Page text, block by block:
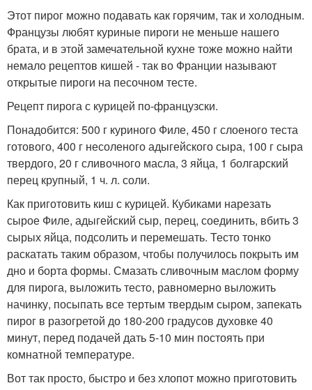
Этот пирог можно подавать как горячим, так и холодным.
Французы любят куриные пироги не меньше нашего
брата, и в этой замечательной кухне тоже можно найти
немало рецептов кишей - так во Франции называют
открытые пироги на песочном тесте.
Рецепт пирога с курицей по-французски.
Понадобится: 500 г куриного Филе, 450 г слоеного теста
готового, 400 г несоленого адыгейского сыра, 100 г сыра
твердого, 20 г сливочного масла, 3 яйца, 1 болгарский
перец крупный, 1 ч. л. соли.
Как приготовить киш с курицей. Кубиками нарезать
сырое Филе, адыгейский сыр, перец, соединить, вбить 3
сырых яйца, подсолить и перемешать. Тесто тонко
раскатать таким образом, чтобы получилось покрыть им
дно и борта формы. Смазать сливочным маслом форму
для пирога, выложить тесто, равномерно выложить
начинку, посыпать все тертым твердым сыром, запекать
пирог в разогретой до 180-200 градусов духовке 40
минут, перед подачей дать 5-10 мин постоять при
комнатной температуре.
Вот так просто, быстро и без хлопот можно приготовить